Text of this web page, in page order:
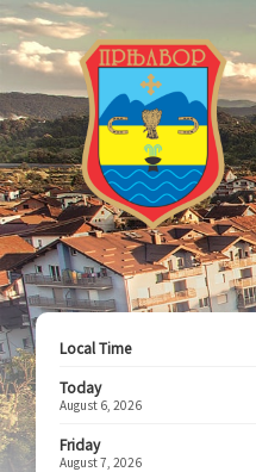
Local Time
Today
August 6, 2026
Friday
August 7, 2026